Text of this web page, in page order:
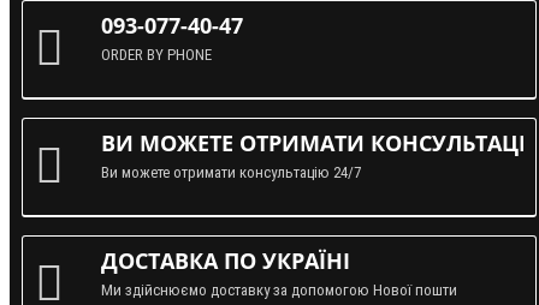
093-077-40-47
ORDER BY PHONE
ВИ МОЖЕТЕ ОТРИМАТИ
Ви можете отримати консультацію 24/7
ДОСТАВКА ПО УКРАЇНІ
Ми здійснюємо доставку за допомогою Нової пошти